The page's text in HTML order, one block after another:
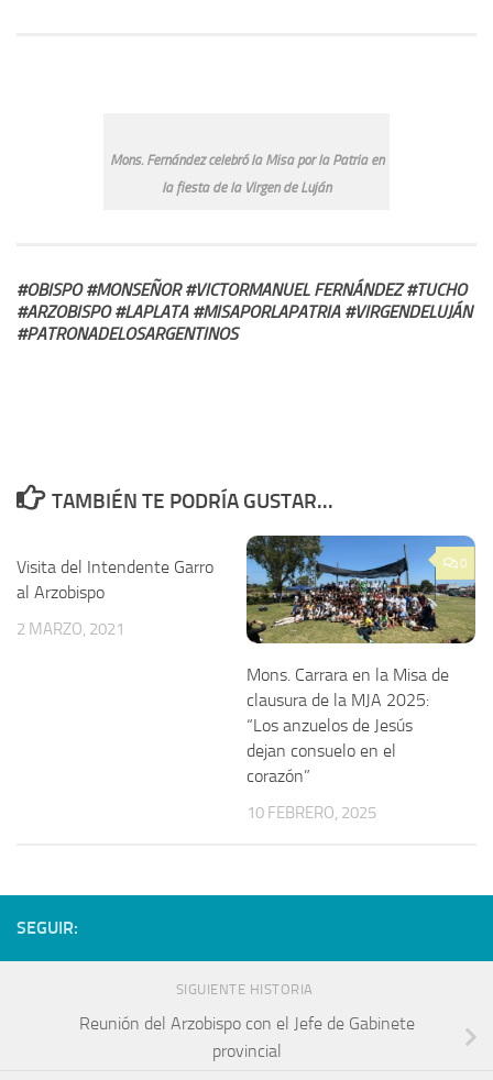
Mons. Fernández celebró la Misa por la Patria en
la fiesta de la Virgen de Luján
#OBISPO #MONSEÑOR #VICTORMANUEL FERNÁNDEZ #TUCHO
#ARZOBISPO #LAPLATA #MISAPORLAPATRIA #VIRGENDELUJÁN
#PATRONADELOSARGENTINOS
TAMBIÉN TE PODRÍA GUSTAR...
Visita del Intendente Garro
al Arzobispo
2 MARZO, 2021
0
Mons. Carrara en la Misa de
clausura de la MJA 2025:
“Los anzuelos de Jesús
dejan consuelo en el
corazón”
10 FEBRERO, 2025
SEGUIR:
SIGUIENTE HISTORIA
Reunión del Arzobispo con el Jefe de Gabinete
provincial